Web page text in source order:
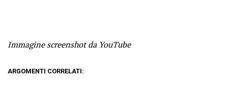
Immagine screenshot da YouTube
ARGOMENTI CORRELATI: